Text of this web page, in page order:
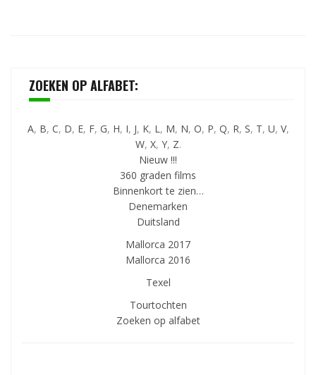
ZOEKEN OP ALFABET:
A, B, C, D, E, F, G, H, I, J, K, L, M, N, O, P, Q, R, S, T, U, V,
W, X, Y, Z.
Nieuw !!!
360 graden films
Binnenkort te zien…
Denemarken
Duitsland
Mallorca 2017
Mallorca 2016
Texel
Tourtochten
Zoeken op alfabet